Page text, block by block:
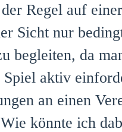
Regel auf
Sicht nur
begleiten, da
aktiv
an einen
könnte ich